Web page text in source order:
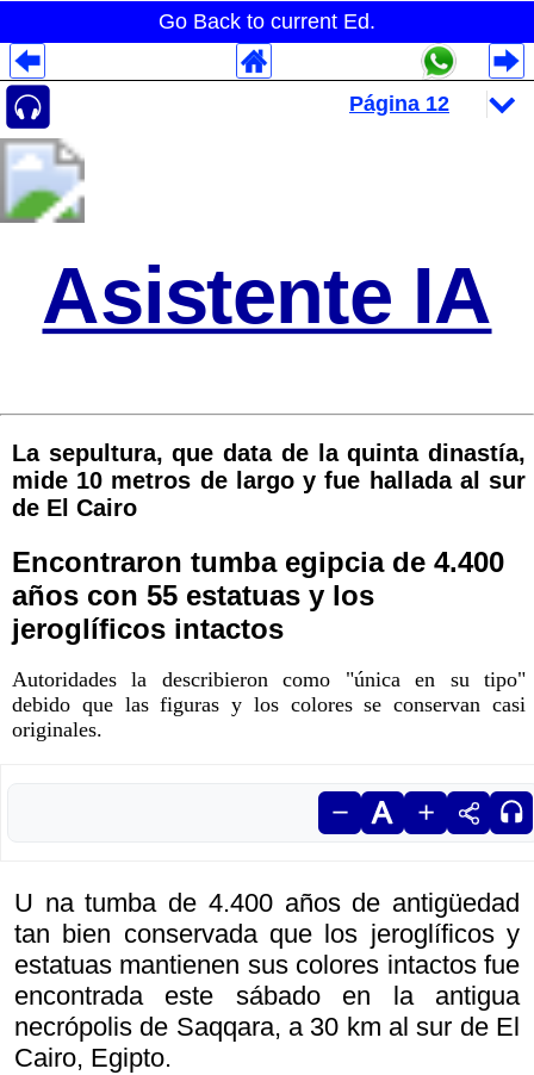
Go Back to current Ed.
Asistente IA
La sepultura, que data de la quinta dinastía,
mide 10 metros de largo y fue hallada al sur
de El Cairo
Encontraron tumba egipcia de 4.400
años con 55 estatuas y los
jeroglíficos intactos
Autoridades la describieron como "única en su tipo"
debido que las figuras y los colores se conservan casi
originales.
U na tumba de 4.400 años de antigüedad
tan bien conservada que los jeroglíficos y
estatuas mantienen sus colores intactos fue
encontrada este sábado en la antigua
necrópolis de Saqqara, a 30 km al sur de El
Cairo, Egipto.
Despliegues Analytics
Despliegues Totales
Despliegues por Rubros